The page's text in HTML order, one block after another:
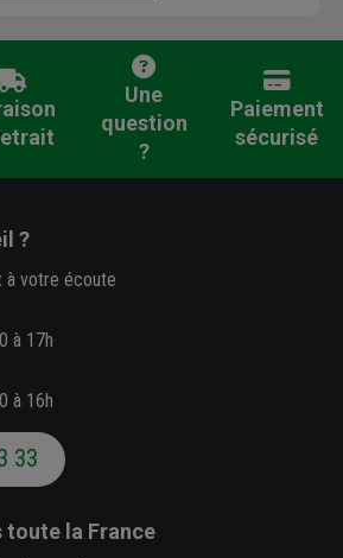
Une
question
?
Paiement
sécurisé
?
à votre écoute
à 17h
à 16h
33
toute la France